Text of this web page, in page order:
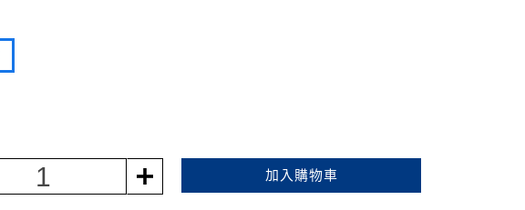
1 加入購物車